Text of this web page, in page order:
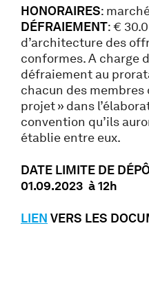
HONORAIRES:
DÉFRAIEMENT: €
d’architecture des
conformes. A charge
défraiement au
chacun des membres
projet » dans
convention qu’ils
établie entre eux.
DATE LIMITE DE
01.09.2023 à 12h
LIEN VERS LES